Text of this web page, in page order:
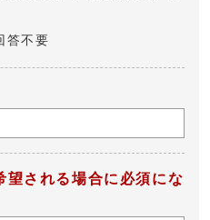
答不要
望される場合に必須にな